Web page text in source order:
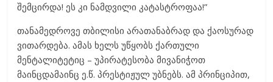
შემცირდა! ეს კი ნამდვილი კატასტროფაა!”
თანამედროვე თბილისი არათანაბრად და ქაოსურად
ვითარდება. ამას ხელს უწყობს ქართული
მენტალიტეტიც – უპირატესობა მივანიჭოთ
მაინცდამაინც ე.წ. პრესტიჟულ უბნებს. ამ პრინციპით,